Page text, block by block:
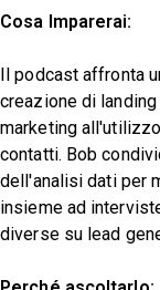
Cosa Imparerai:
Il podcast affronta
creazione di
marketing
contatti. Bob
dell'analisi dati per
insieme ad
diverse su lead